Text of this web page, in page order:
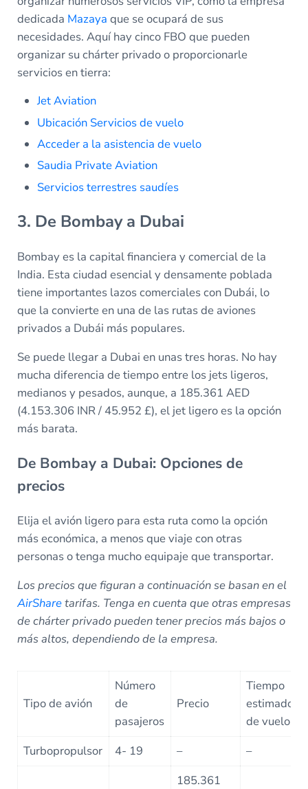
dedicada Mazaya que se ocupará de sus
necesidades. Aquí hay cinco FBO que pueden
organizar su chárter privado o proporcionarle
servicios en tierra:
Jet Aviation
Ubicación Servicios de vuelo
Acceder a la asistencia de vuelo
Saudia Private Aviation
Servicios terrestres saudíes
3. De Bombay a Dubai
Bombay es la capital financiera y comercial de la
India. Esta ciudad esencial y densamente poblada
tiene importantes lazos comerciales con Dubái, lo
que la convierte en una de las rutas de aviones
privados a Dubái más populares.
Se puede llegar a Dubai en unas tres horas. No hay
mucha diferencia de tiempo entre los jets ligeros,
medianos y pesados, aunque, a 185.361 AED
(4.153.306 INR / 45.952 £), el jet ligero es la opción
más barata.
De Bombay a Dubai: Opciones de
precios
Elija el avión ligero para esta ruta como la opción
más económica, a menos que viaje con otras
personas o tenga mucho equipaje que transportar.
Los precios que figuran a continuación se basan en el
AirSharetarifas. Tenga en cuenta que otras empresas
de chárter privado pueden tener precios más bajos o
más altos, dependiendo de la empresa.
Tipo de avión
Número
de
pasajeros
Precio
Tiempo
estimado
de vuelo
Turbopropulsor
4- 19 – –
185.361